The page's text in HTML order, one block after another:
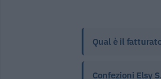
Qual è il
Confezioni Elsy